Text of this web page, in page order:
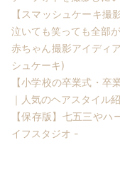
【スマッシュケーキ
泣いても笑っても全部
赤ちゃん撮影アイディ
シュケーキ)
【小学校の卒業式・卒
｜人気のヘアスタイル
【保存版】七五三や
イフスタジオ -